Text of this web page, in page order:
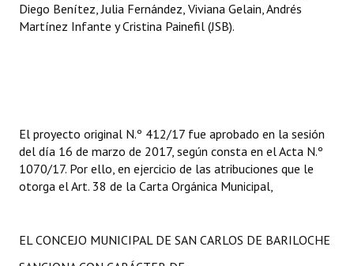
Diego Benítez, Julia Fernández, Viviana Gelain, Andrés
Martínez Infante y Cristina Painefil (JSB).
El proyecto original N.º 412/17 fue aprobado en la sesión
del día 16 de marzo de 2017, según consta en el Acta N.º
1070/17. Por ello, en ejercicio de las atribuciones que le
otorga el Art. 38 de la Carta Orgánica Municipal,
EL CONCEJO MUNICIPAL DE SAN CARLOS DE BARILOCHE